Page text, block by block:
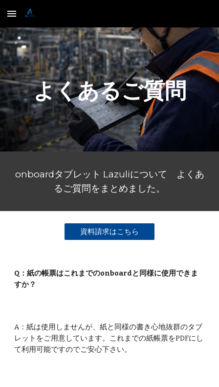
Skip to main content
よくあるご質問
onboardタブレット Lazuliについて よくあ
るご質問をまとめました。
資料請求はこちら
Q：紙の帳票はこれまでのonboardと同様に使用できま
すか？
A：紙は使用しませんが、紙と同様の書き心地抜群のタブ
レットをご用意しています。これまでの紙帳票をPDFにし
て利用可能ですのでご安心下さい。